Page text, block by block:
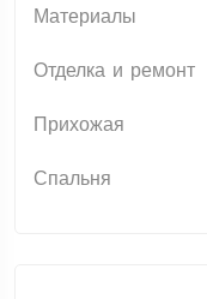
Материалы
Отделка и ремонт
Прихожая
Спальня